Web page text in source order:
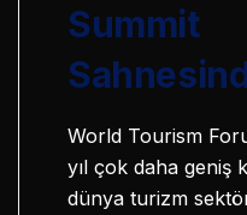
Summit
World Tourism
yıl çok daha geniş
dünya turizm